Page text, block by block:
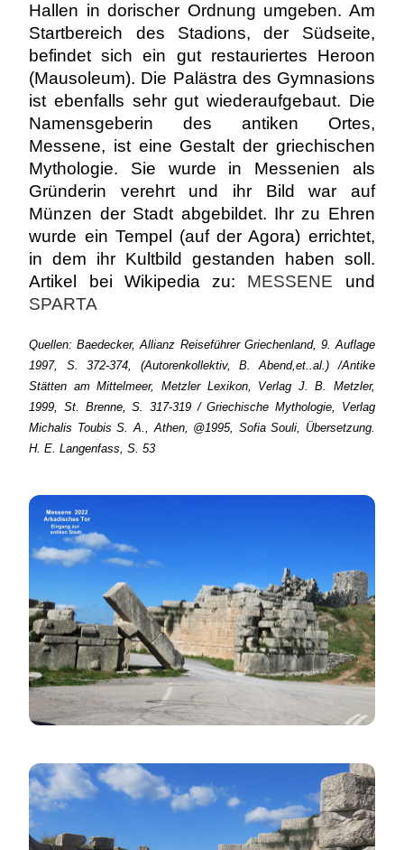
Hallen in dorischer Ordnung umgeben. Am
Startbereich des Stadions, der Südseite,
befindet sich ein gut restauriertes Heroon
(Mausoleum). Die Palästra des Gymnasions
ist ebenfalls sehr gut wiederaufgebaut. Die
Namensgeberin des antiken Ortes,
Messene, ist eine Gestalt der griechischen
Mythologie. Sie wurde in Messenien als
Gründerin verehrt und ihr Bild war auf
Münzen der Stadt abgebildet. Ihr zu Ehren
wurde ein Tempel (auf der Agora) errichtet,
in dem ihr Kultbild gestanden haben soll.
Artikel bei Wikipedia zu: MESSENE und
SPARTA
Quellen: Baedecker, Allianz Reiseführer Griechenland, 9. Auflage
1997, S. 372-374, (Autorenkollektiv, B. Abend,et..al.) /Antike
Stätten am Mittelmeer, Metzler Lexikon, Verlag J. B. Metzler,
1999, St. Brenne, S. 317-319 / Griechische Mythologie, Verlag
Michalis Toubis S. A., Athen, @1995, Sofia Souli, Übersetzung.
H. E. Langenfass, S. 53